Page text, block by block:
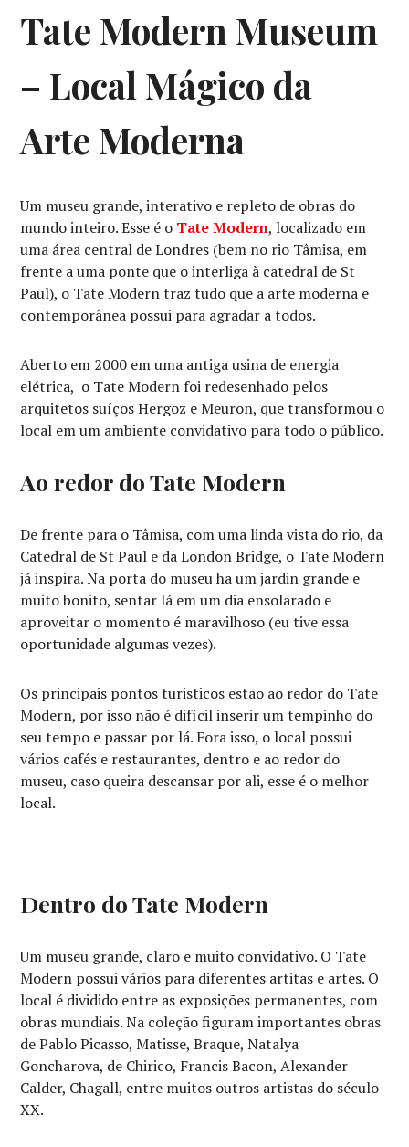
Tate Modern Museum
– Local Mágico da
Arte Moderna
Um museu grande, interativo e repleto de obras do
mundo inteiro. Esse é o Tate Modern, localizado em
uma área central de Londres (bem no rio Tâmisa, em
frente a uma ponte que o interliga à catedral de St
Paul), o Tate Modern traz tudo que a arte moderna e
contemporânea possui para agradar a todos.
Aberto em 2000 em uma antiga usina de energia
elétrica, o Tate Modern foi redesenhado pelos
arquitetos suíços Hergoz e Meuron, que transformou o
local em um ambiente convidativo para todo o público.
Ao redor do Tate Modern
De frente para o Tâmisa, com uma linda vista do rio, da
Catedral de St Paul e da London Bridge, o Tate Modern
já inspira. Na porta do museu ha um jardin grande e
muito bonito, sentar lá em um dia ensolarado e
aproveitar o momento é maravilhoso (eu tive essa
oportunidade algumas vezes).
Os principais pontos turisticos estão ao redor do Tate
Modern, por isso não é difícil inserir um tempinho do
seu tempo e passar por lá. Fora isso, o local possui
vários cafés e restaurantes, dentro e ao redor do
museu, caso queira descansar por ali, esse é o melhor
local.
Dentro do Tate Modern
Um museu grande, claro e muito convidativo. O Tate
Modern possui vários para diferentes artitas e artes. O
local é dividido entre as exposições permanentes, com
obras mundiais. Na coleção figuram importantes obras
de Pablo Picasso, Matisse, Braque, Natalya
Goncharova, de Chirico, Francis Bacon, Alexander
Calder, Chagall, entre muitos outros artistas do século
XX.